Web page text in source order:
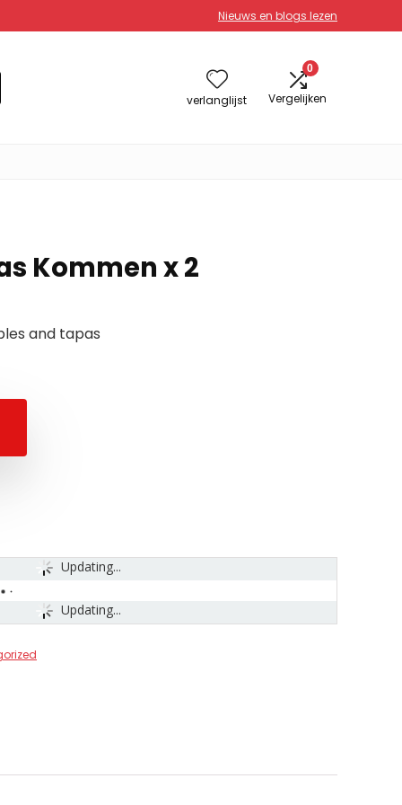
Nieuws en blogs lezen
verlanglijst
0
Vergelijken
Kommen x 2
and tapas
Updating...
Updating...